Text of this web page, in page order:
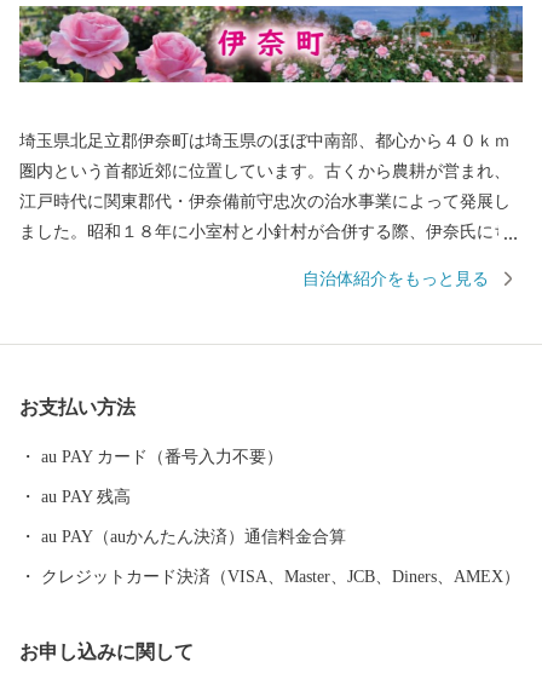
埼玉県北足立郡伊奈町は埼玉県のほぼ中南部、都心から４０ｋｍ
圏内という首都近郊に位置しています。古くから農耕が営まれ、
江戸時代に関東郡代・伊奈備前守忠次の治水事業によって発展し
ました。昭和１８年に小室村と小針村が合併する際、伊奈氏にち
通伊奈線（ニューシャトル）の開通により、商工業の発展もめま
自治体紹介をもっと見る
お支払い方法
au PAY カード（番号入力不要）
au PAY 残高
au PAY（auかんたん決済）通信料金合算
クレジットカード決済（VISA、Master、JCB、Diners、AMEX）
お申し込みに関して